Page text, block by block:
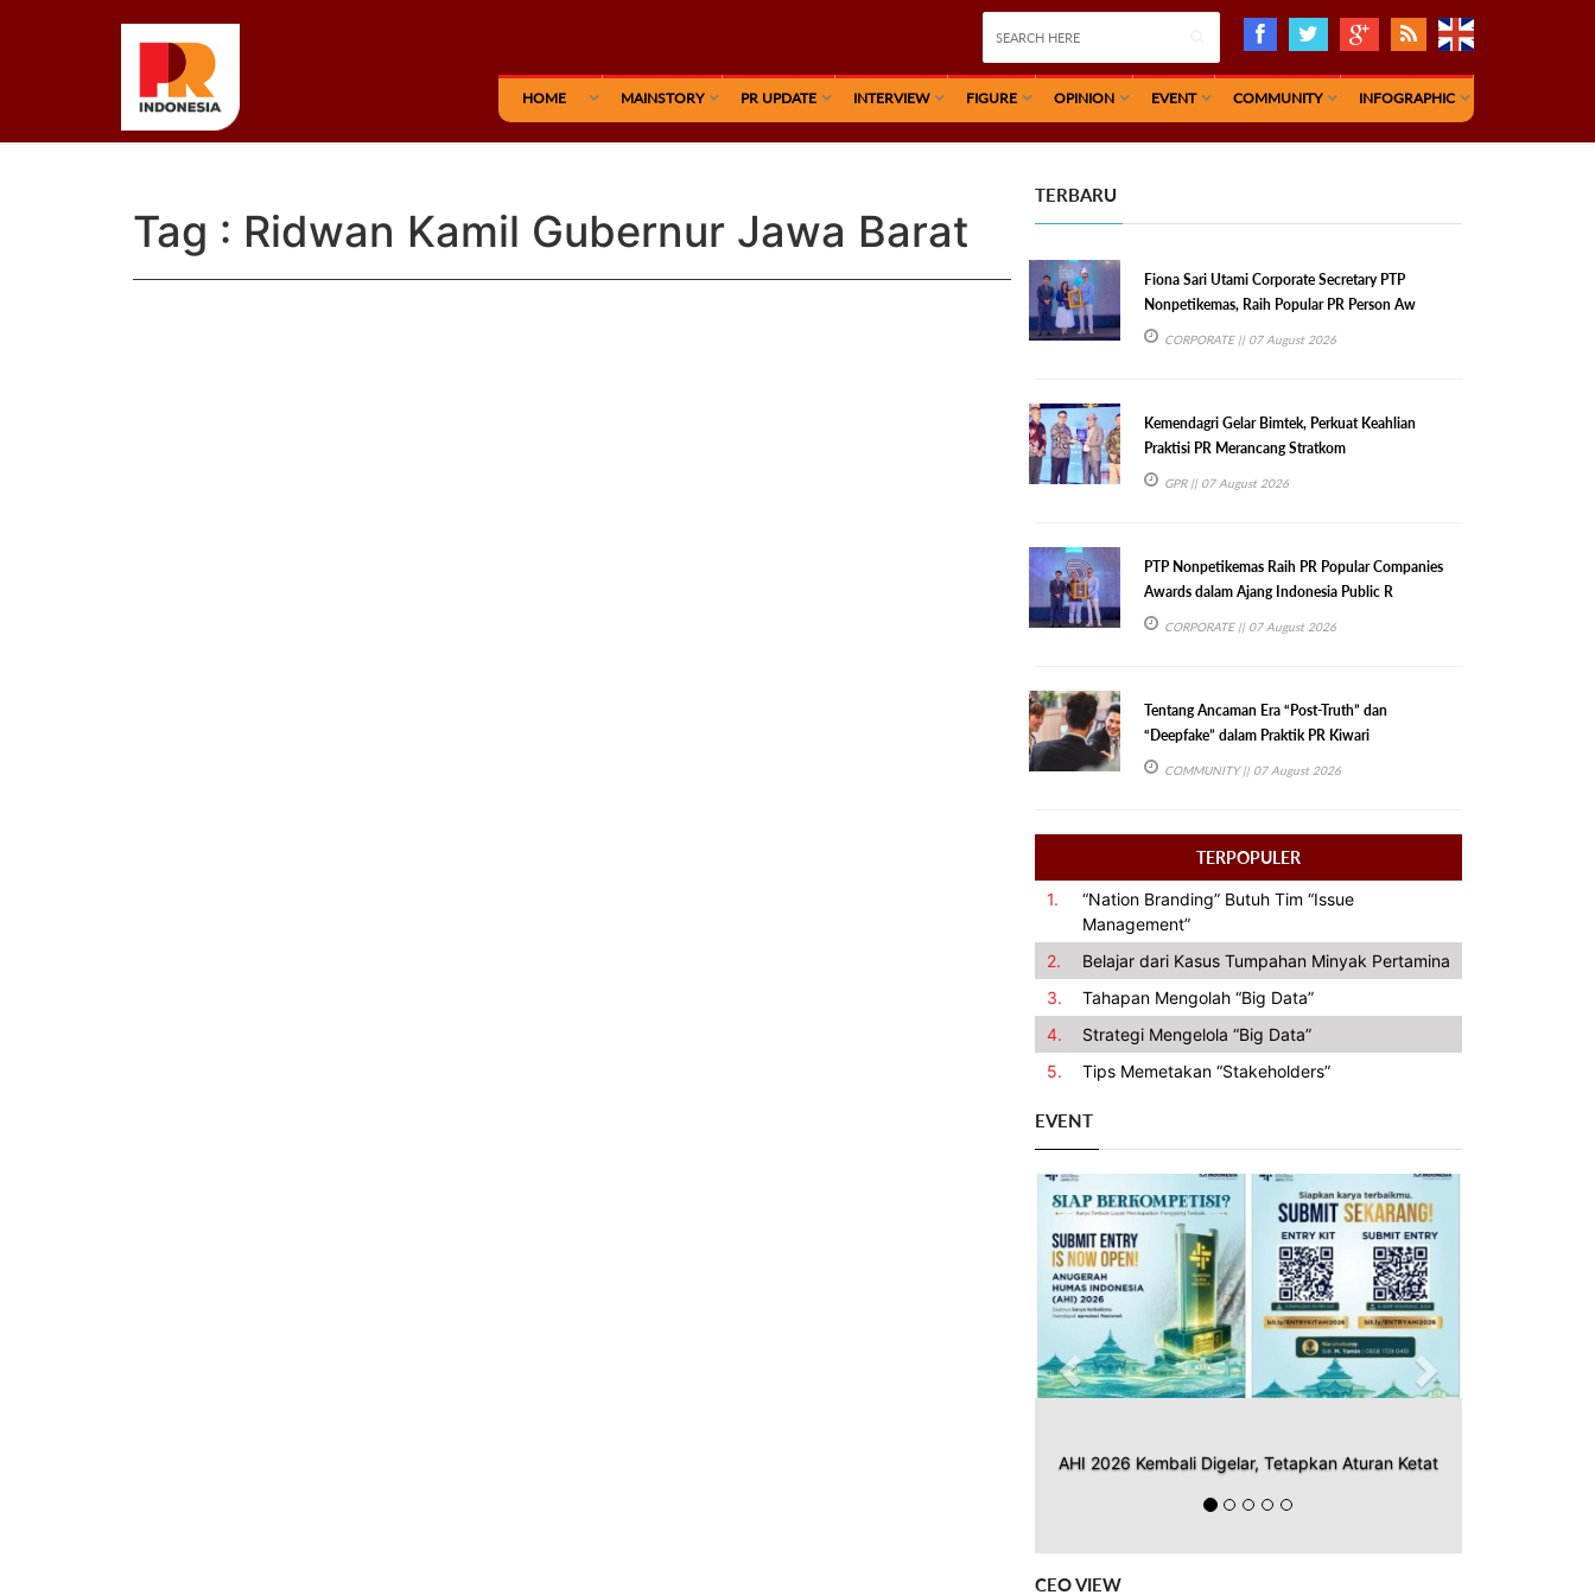
HOME MAINSTORY PR UPDATE INTERVIEW FIGURE OPINION EVENT COMMUNITY INFOGRAPHIC
Tag : Ridwan Kamil Gubernur Jawa Barat
TERBARU
Fiona Sari Utami Corporate Secretary PTP
Nonpetikemas, Raih Popular PR Person Aw
CORPORATE|| 07 August 2026
Kemendagri Gelar Bimtek, Perkuat Keahlian
Praktisi PR Merancang Stratkom
GPR|| 07 August 2026
PTP Nonpetikemas Raih PR Popular Companies
Awards dalam Ajang Indonesia Public R
CORPORATE|| 07 August 2026
Tentang Ancaman Era “Post-Truth” dan
“Deepfake” dalam Praktik PR Kiwari
COMMUNITY|| 07 August 2026
TERPOPULER
1.
“Nation Branding” Butuh Tim “Issue
Management”
2.
Belajar dari Kasus Tumpahan Minyak Pertamina
3.
Tahapan Mengolah “Big Data”
4.
Strategi Mengelola “Big Data”
5.
Tips Memetakan “Stakeholders”
EVENT
AHI 2026 Kembali Digelar, Tetapkan Aturan Ketat
Previous Next
CEO VIEW